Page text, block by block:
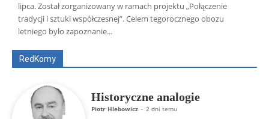
lipca. Został zorganizowany w ramach projektu „Połączenie
tradycji i sztuki współczesnej”. Celem tegorocznego obozu
letniego było zapoznanie...
RedKomy
Wszyscy Aleksander Borowik
Antoni Radczenko
Artur Płokszto
Grzegorz Górny
ks. Jarosław Wąsowicz SDB
Historyczne analogie
Piotr Hlebowicz - 2 dni temu